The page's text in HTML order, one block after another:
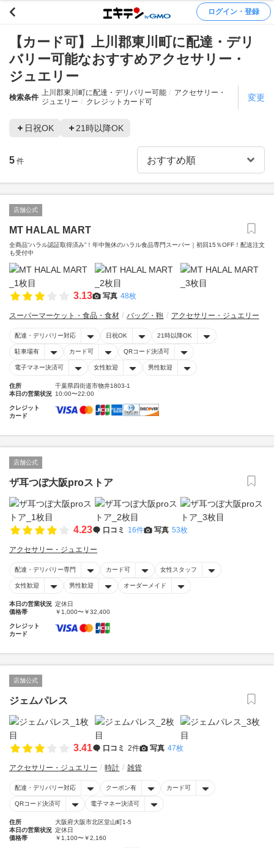
ログイン・登録
【カード可】上川郡東川町に配達・デリ
バリー可能なおすすめアクセサリー・
ジュエリー
検索条件
上川郡東川町に配達・デリバリー可能
アクセサリー・
ジュエリー
クレジットカード可 変更
日祝OK 21時以降OK
5 件
店舗公式
MT HALAL MART
全商品“ハラル認証取得済み”！年中無休のハラル食品専門スーパー｜初回15％OFF！配送注文
も受付中
3.13 写真 48枚
スーパーマーケット・食品・食材 バッグ・鞄 アクセサリー・ジュエリー
配達・デリバリー対応 日祝OK 21時以降OK
駐車場有 カード可 QRコード決済可
電子マネー決済可 女性歓迎 男性歓迎
住所
千葉県四街道市物井1803-1
本日の営業状況 10:00〜22:00
クレジット
カード
店舗公式
ザ耳つぼ大阪proストア
4.23 口コミ 16件 写真 53枚
アクセサリー・ジュエリー
配達・デリバリー専門 カード可 女性スタッフ
女性歓迎 男性歓迎 オーダーメイド
本日の営業状況 定休日
価格帯
￥1,000〜￥32,400
クレジット
カード
店舗公式
ジェムパレス
3.41 口コミ 2件 写真 47枚
アクセサリー・ジュエリー 時計 雑貨
配達・デリバリー対応 クーポン有 カード可
QRコード決済可 電子マネー決済可
住所
大阪府大阪市北区堂山町1-5
本日の営業状況 定休日
価格帯
￥1,100〜￥2,160